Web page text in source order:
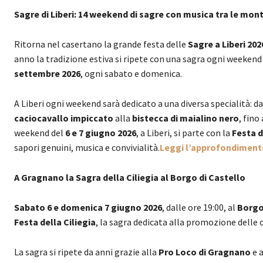
Sagre di Liberi: 14 weekend di sagre con musica tra le
Ritorna nel casertano la grande festa delle Sagre a Liberi
anno la tradizione estiva si ripete con una sagra ogni
settembre 2026, ogni sabato e domenica.
A Liberi ogni weekend sarà dedicato a una diversa specialità:
caciocavallo impiccato alla bistecca di maialino nero, fino
weekend del 6 e 7 giugno 2026, a Liberi, si parte con la Festa
sapori genuini, musica e convivialità.Leggi
A Gragnano la Sagra della Ciliegia al Borgo di Castello
Sabato 6 e domenica 7 giugno 2026, dalle ore 19:00, al
Festa della Ciliegia, la sagra dedicata alla promozione
La sagra si ripete da anni grazie alla Pro Loco di Gragnano e